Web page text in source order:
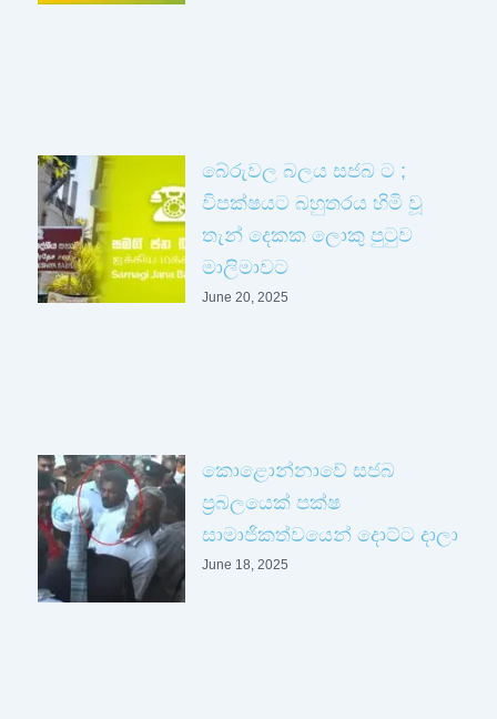
බේරුවල බලය සජබ ට ;
විපක්ෂයට බහුතරය හිමි වූ
තැන් දෙකක ලොකු පුටුව
මාලිමාවට
June 20, 2025
කොළොන්නාවේ සජබ
ප්‍රබලයෙක් පක්ෂ
සාමාජිකත්වයෙන් දොට්ට දාලා
June 18, 2025